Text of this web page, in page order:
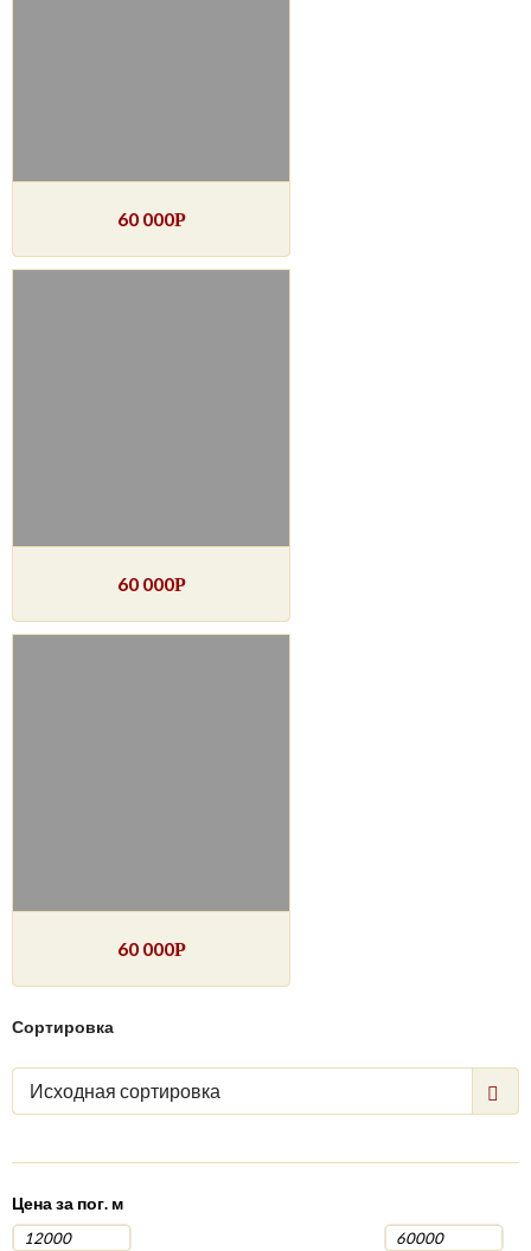
60 000Р
60 000Р
60 000Р
Сортировка
Исходная сортировка
Цена за пог. м